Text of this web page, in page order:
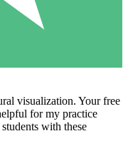
visualization. Your free
for my practice
with these